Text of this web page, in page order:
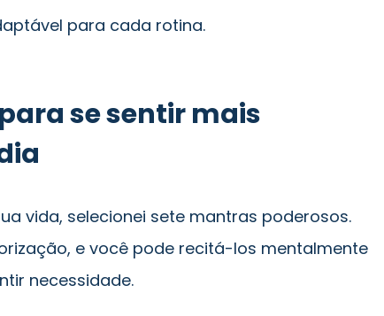
para cada rotina.
se sentir mais
vida, selecionei sete mantras poderosos.
e você pode recitá-los mentalmente
necessidade.